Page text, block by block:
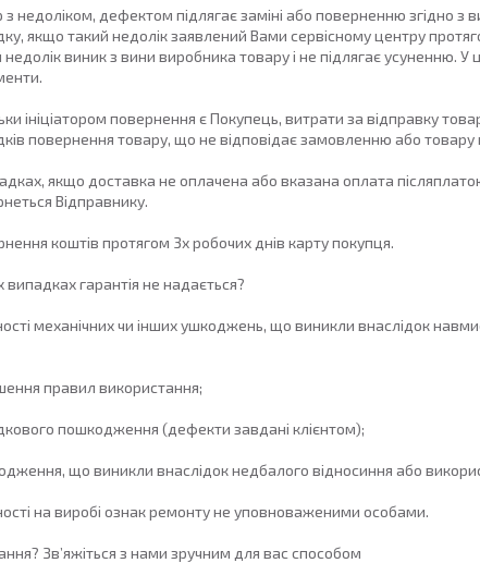
з недоліком, дефектом підлягає заміні або поверненню згідно з
якщо такий недолік заявлений Вами сервісному центру
недолік виник з вини виробника товару і не підлягає усуненню.
ініціатором повернення є Покупець, витрати за відправку
повернення товару, що не відповідає замовленню або товару
якщо доставка не оплачена або вказана оплата
Відправнику.
коштів протягом 3х робочих днів карту покупця.
випадках гарантія не надається?
механічних чи інших ушкоджень, що виникли внаслідок
правил використання;
пошкодження (дефекти завдані клієнтом);
що виникли внаслідок недбалого відносиння або
на виробі ознак ремонту не уповноваженими особами.
Зв’яжіться з нами зручним для вас способом